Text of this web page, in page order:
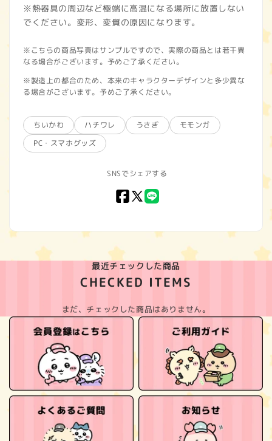
※熱器具の周辺など極端に高温になる場所に放置しない
でください。変形、変質の原因になります。
※こちらの商品写真はサンプルですので、実際の商品とは若干異
なる場合がございます。予めご了承ください。
※製造上の都合のため、本来のキャラクターデザインと多少異な
る場合がございます。予めご了承ください。
ちいかわ ハチワレ うさぎ
モモンガ
PC・スマホグッズ
SNSでシェアする
Facebook
X
最近チェックした商品
CHECKED ITEMS
まだ、チェックした商品はありません。